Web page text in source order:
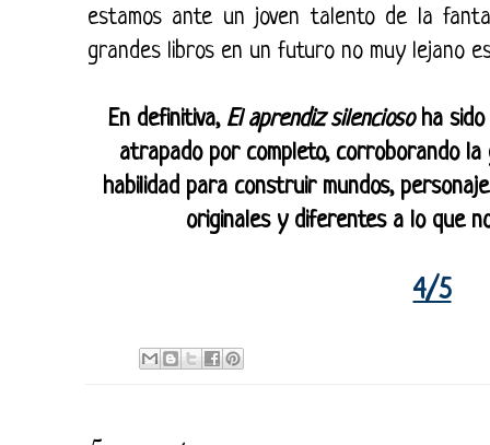
estamos ante un joven talento de la
grandes libros en un futuro no muy lejano
En definitiva, El aprendiz silenciosoha sido
atrapado por completo, corroborando
habilidad para construir mundos,
originales y diferentes a lo que
4/5